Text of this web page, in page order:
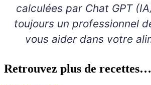
calculées par Chat GPT
toujours un professionnel
vous aider dans votre
Retrouvez plus de recettes…